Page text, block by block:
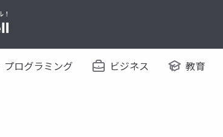
プログラミング ビジネス 教育